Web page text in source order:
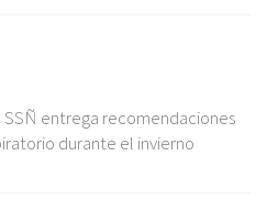
entrega recomendaciones
durante el invierno